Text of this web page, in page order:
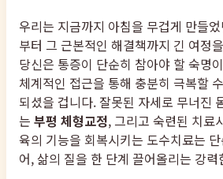
우리는 지금까지 아침을 무겁게 만들
부터 그 근본적인 해결책까지 긴 여정
당신은 통증이 단순히 참아야 할 숙명
체계적인 접근을 통해 충분히 극복할
되셨을 겁니다. 잘못된 자세로 무너진
는 부평 체형교정, 그리고 숙련된 치료
육의 기능을 회복시키는 도수치료는
어, 삶의 질을 한 단계 끌어올리는 강